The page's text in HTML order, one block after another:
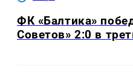
ФК «Балтика»
Советов» 2:0 в